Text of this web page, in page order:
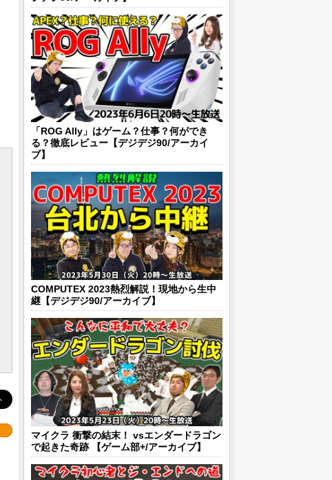
「ROG Ally」はゲーム？仕事？何ができ
る？徹底レビュー【デジデジ90/アーカイ
ブ】
COMPUTEX 2023熱烈解説！現地から生中
継【デジデジ90/アーカイブ】
マイクラ 衝撃の結末！ vsエンダードラゴン
で起きた奇跡 【ゲーム部+/アーカイブ】